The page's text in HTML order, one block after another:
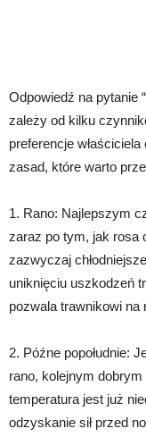
Odpowiedź na pytanie
zależy od kilku
preferencje
zasad, które warto
1. Rano: Najlepszym
zaraz po tym, jak rosa
zazwyczaj
uniknięciu uszkodzeń
pozwala trawnikowi na
2. Późne popołudnie:
rano, kolejnym
temperatura jest już
odzyskanie sił przed